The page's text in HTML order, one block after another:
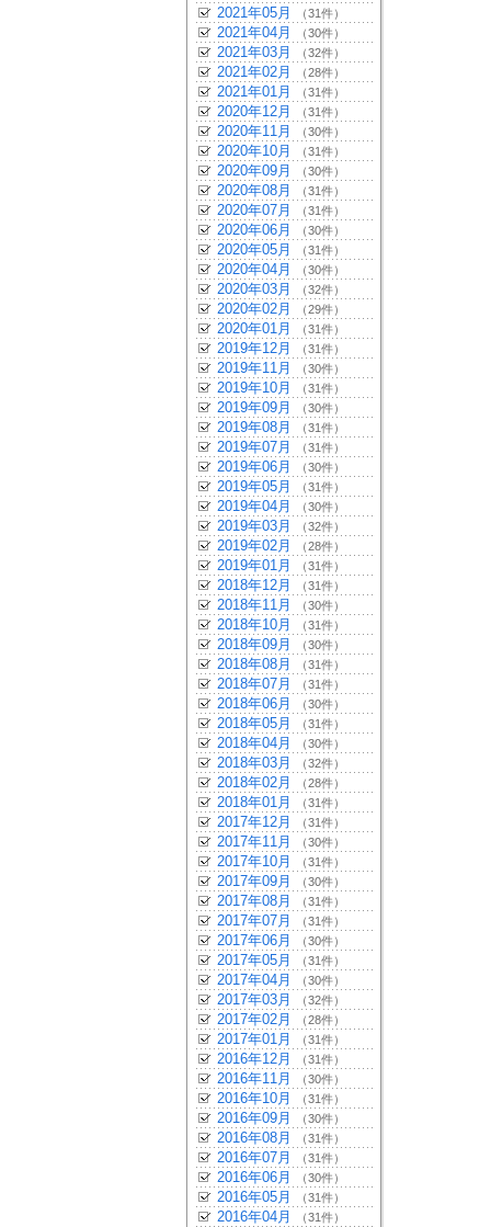
2021年05月 （31件）
2021年04月 （30件）
2021年03月 （32件）
2021年02月 （28件）
2021年01月 （31件）
2020年12月 （31件）
2020年11月 （30件）
2020年10月 （31件）
2020年09月 （30件）
2020年08月 （31件）
2020年07月 （31件）
2020年06月 （30件）
2020年05月 （31件）
2020年04月 （30件）
2020年03月 （32件）
2020年02月 （29件）
2020年01月 （31件）
2019年12月 （31件）
2019年11月 （30件）
2019年10月 （31件）
2019年09月 （30件）
2019年08月 （31件）
2019年07月 （31件）
2019年06月 （30件）
2019年05月 （31件）
2019年04月 （30件）
2019年03月 （32件）
2019年02月 （28件）
2019年01月 （31件）
2018年12月 （31件）
2018年11月 （30件）
2018年10月 （31件）
2018年09月 （30件）
2018年08月 （31件）
2018年07月 （31件）
2018年06月 （30件）
2018年05月 （31件）
2018年04月 （30件）
2018年03月 （32件）
2018年02月 （28件）
2018年01月 （31件）
2017年12月 （31件）
2017年11月 （30件）
2017年10月 （31件）
2017年09月 （30件）
2017年08月 （31件）
2017年07月 （31件）
2017年06月 （30件）
2017年05月 （31件）
2017年04月 （30件）
2017年03月 （32件）
2017年02月 （28件）
2017年01月 （31件）
2016年12月 （31件）
2016年11月 （30件）
2016年10月 （31件）
2016年09月 （30件）
2016年08月 （31件）
2016年07月 （31件）
2016年06月 （30件）
2016年05月 （31件）
2016年04月 （31件）